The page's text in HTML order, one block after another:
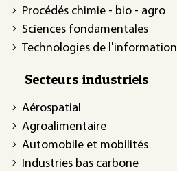
Procédés chimie - bio - agro
Sciences fondamentales
Technologies de l'information
Secteurs industriels
Aérospatial
Agroalimentaire
Automobile et mobilités
Industries bas carbone